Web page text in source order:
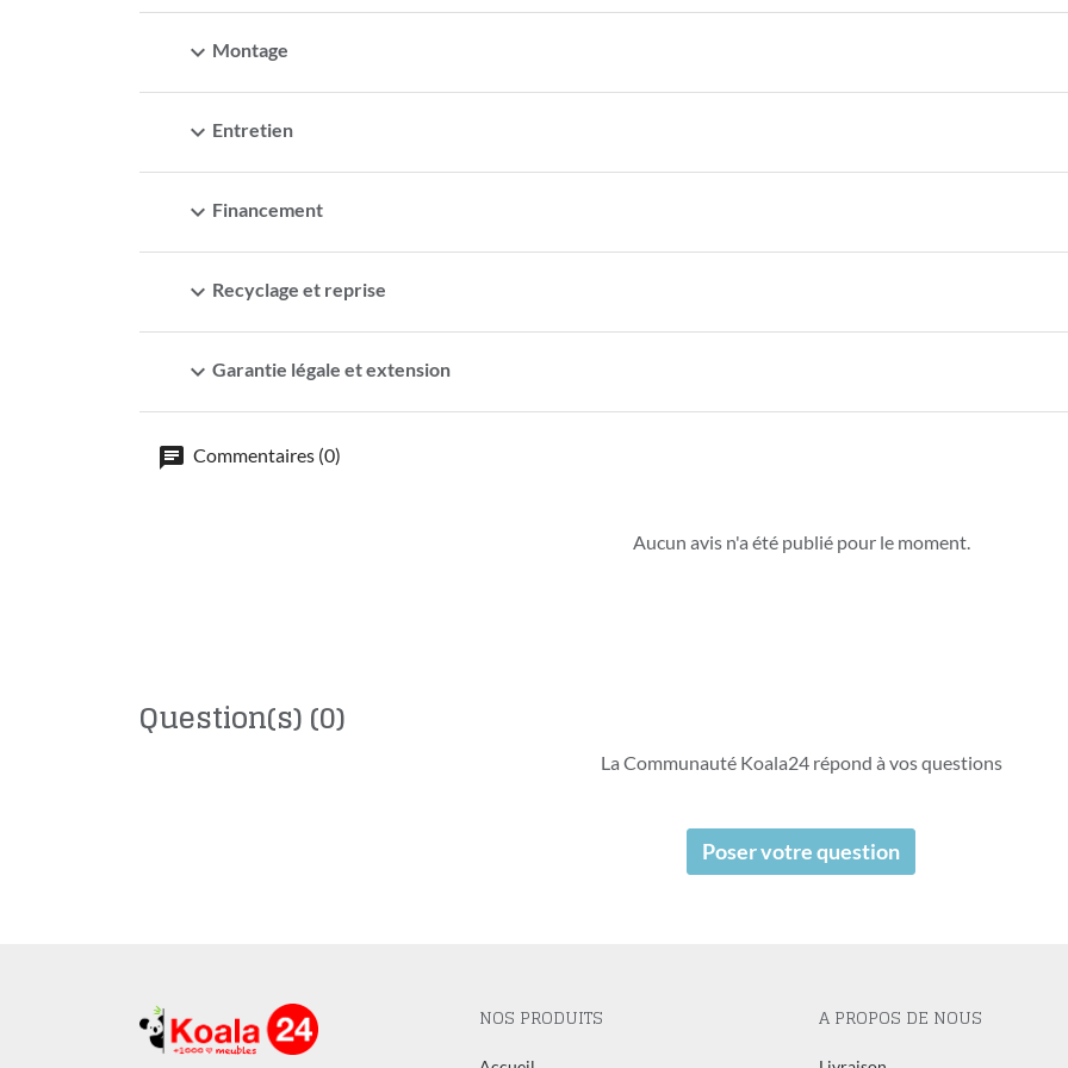
expand_more Montage
expand_more Entretien
expand_more Financement
expand_more Recyclage et reprise
expand_more Garantie légale et extension
Commentaires (0)
Aucun avis n'a été publié pour le moment.
Question(s)(0)
La Communauté Koala24 répond à vos questions
Poser votre question
NOS PRODUITS A PROPOS DE NOUS